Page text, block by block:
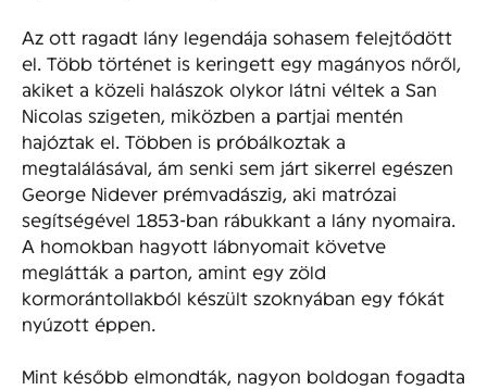
Az ott ragadt lány legendája sohasem felejtődött
el. Több történet is keringett egy magányos nőről,
akiket a közeli halászok olykor látni véltek a San
Nicolas szigeten, miközben a partjai mentén
hajóztak el. Többen is próbálkoztak a
megtalálásával, ám senki sem járt sikerrel egészen
George Nidever prémvadászig, aki matrózai
segítségével 1853-ban rábukkant a lány nyomaira.
A homokban hagyott lábnyomait követve
meglátták a parton, amint egy zöld
kormorántollakból készült szoknyában egy fókát
nyúzott éppen.
Mint később elmondták, nagyon boldogan fogadta